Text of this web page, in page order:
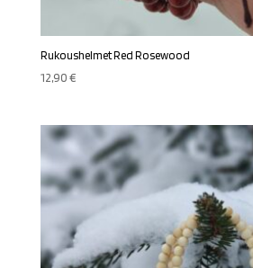
Rukoushelmet Red Rosewood
12,90€